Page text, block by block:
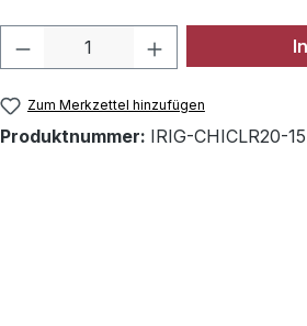
Produkt Anzahl: Gib
Zum Merkzettel hinzufügen
Produktnummer: IRIG-CHICLR20-15